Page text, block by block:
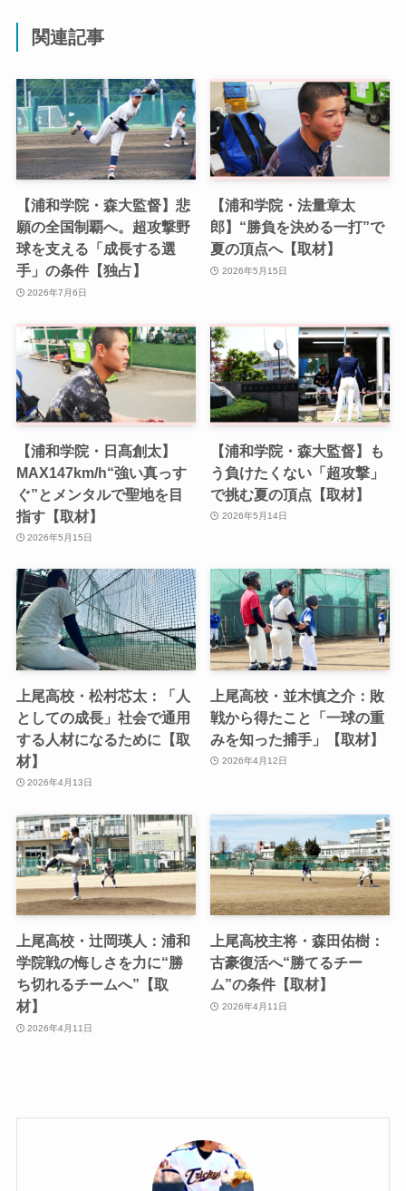
関連記事
【浦和学院・森大監督】悲
願の全国制覇へ。超攻撃野
球を支える「成長する選
手」の条件【独占】
2026年7月6日
【浦和学院・法量章太
郎】“勝負を決める一打”で
夏の頂点へ【取材】
2026年5月15日
【浦和学院・日髙創太】
MAX147km/h“強い真っす
ぐ”とメンタルで聖地を目
指す【取材】
2026年5月15日
【浦和学院・森大監督】も
う負けたくない「超攻撃」
で挑む夏の頂点【取材】
2026年5月14日
上尾高校・松村芯太：「人
としての成長」社会で通用
する人材になるために【取
材】
2026年4月13日
上尾高校・並木慎之介：敗
戦から得たこと「一球の重
みを知った捕手」【取材】
2026年4月12日
上尾高校・辻岡瑛人：浦和
学院戦の悔しさを力に“勝
ち切れるチームへ”【取
材】
2026年4月11日
上尾高校主将・森田佑樹：
古豪復活へ“勝てるチー
ム”の条件【取材】
2026年4月11日